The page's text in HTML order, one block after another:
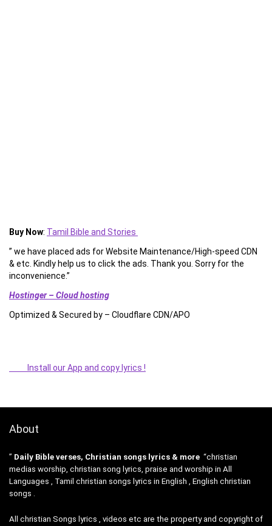
Buy Now: Tamil Bible and Stories
” we have placed ads for Website Maintenance/High-speed CDN
& etc. Kindly help us to click the ads. Thank you. Sorry for the
inconvenience.”
Hostinger – Cloud hosting
Optimized & Secured by – Cloudflare CDN/APO
Install our App and copy lyrics !
About
” Daily Bible verses, Christian songs lyrics & more “christian
medias worship, christian song lyrics, praise and worship in All
Languages , Tamil christian songs lyrics in English , English christian
songs .
All christian Songs lyrics , videos etc are the property and copyright of